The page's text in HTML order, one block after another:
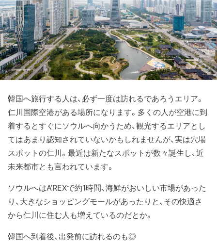
韓国へ旅行する人は、必ず一度は訪れるであろうエリア。
仁川国際空港がある場所になります。多くの人が空港に到
着するとすぐにソウルへ向かうため、観光するエリアとし
てはあまり認知されていないかもしれませんが、実は穴場
スポットの仁川。最近は新たなスポットが数々誕生し、近
未来都市とも言われています。
ソウルへはA’REXで約1時間、海鮮がおいしい市場があった
り、大きなショッピングモールがあったりと、その快適さ
から仁川に住む人も増えているのだとか。
韓国へ到着後、出発前に訪れるのも◎